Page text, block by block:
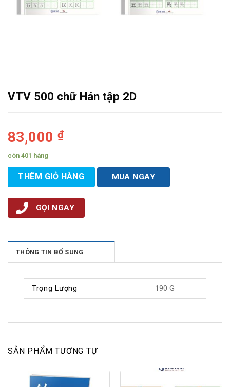
VTV 500 chữ Hán tập 2D
83,000 ₫
còn 401 hàng
THÊM GIỎ HÀNG MUA NGAY
GỌI NGAY
THÔNG TIN BỔ SUNG
Trọng Lượng 190 G
SẢN PHẨM TƯƠNG TỰ